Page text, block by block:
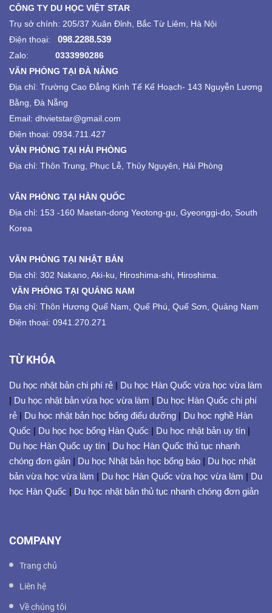
CÔNG TY DU HỌC VIỆT STAR
Trụ sở chính: 205/37 Xuân Đỉnh, Bắc Từ Liêm, Hà Nội
Điện thoại:
098.2288.539
Zalo: 0333990286
VĂN PHÒNG TẠI ĐÀ NẴNG
Địa chỉ: Trường Cao Đẳng Kinh Tế Kế Hoạch- 143 Nguyễn Lương
Bằng, Đà Nẵng
Email: dhvietstar@gmail.com
Điện thoại: 0934.711.427
VĂN PHÒNG TẠI HẢI PHÒNG
Địa chỉ: Thôn Trung, Phục Lễ, Thủy Nguyên, Hải Phòng
VĂN PHÒNG TẠI HÀN QUỐC
Địa chỉ: 153 -160 Maetan-dong Yeotong-gu, Gyeonggi-do, South
Korea
VĂN PHÒNG TẠI NHẬT BẢN
Địa chỉ: 302 Nakano, Aki-ku, Hiroshima-shi, Hiroshima.
VĂN PHÒNG TẠI QUẢNG NAM
Địa chỉ: Thôn Hương Quế Nam, Quế Phú, Quế Sơn, Quảng Nam
Điện thoại: 0941.270.271
TỪ KHÓA
Du học nhật bản chi phí rẻ | Du học Hàn Quốc vừa học vừa làm
| Du học nhật bản vừa học vừa làm | Du học Hàn Quốc chi phí
rẻ | Du học nhật bản học bổng điểu dưỡng | Du học nghề Hàn
Quốc | Du học học bổng Hàn Quốc | Du học nhật bản uy tín |
Du học Hàn Quốc uy tín | Du học Hàn Quốc thủ tục nhanh
chóng đơn giản | Du học Nhật bản học bổng báo | Du học nhật
bản vừa học vừa làm | Du học Hàn Quốc vừa học vừa làm | Du
học Hàn Quốc | Du học nhật bản thủ tục nhanh chóng đơn giản
COMPANY
Trang chủ
Liên hệ
Về chúng tôi